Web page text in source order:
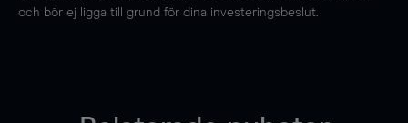
och bör ej ligga till grund för dina investeringsbeslut.